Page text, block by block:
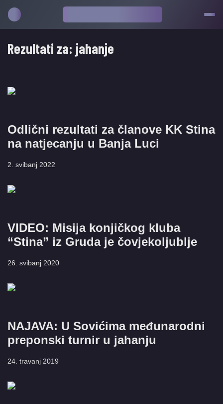
Rezultati za: jahanje
Odlični rezultati za članove KK Stina
na natjecanju u Banja Luci
2. svibanj 2022
VIDEO: Misija konjičkog kluba
“Stina” iz Gruda je čovjekoljublje
26. svibanj 2020
NAJAVA: U Sovićima međunarodni
preponski turnir u jahanju
24. travanj 2019